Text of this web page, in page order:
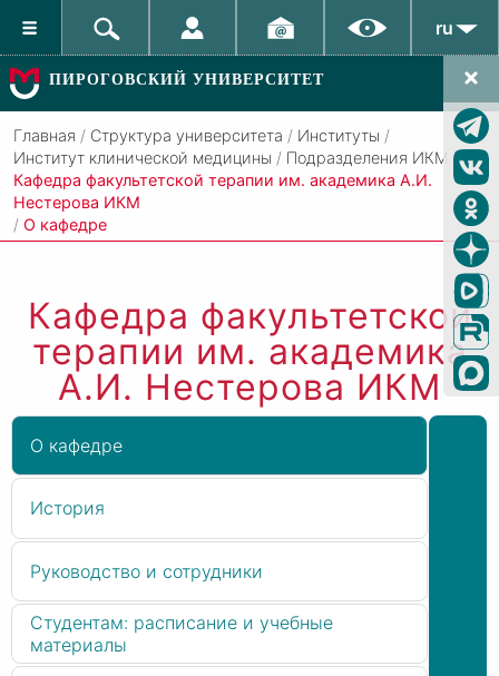
ru
ПИРОГОВСКИЙ УНИВЕРСИТЕТ
Главная / Структура университета / Институты /
Институт клинической медицины / Подразделения ИКМ /
Кафедра факультетской терапии им. академика А.И.
Нестерова ИКМ
/ О кафедре
Кафедра факультетской
терапии им. академика
А.И. Нестерова ИКМ
О кафедре
История
Руководство и сотрудники
Студентам: расписание и учебные
материалы